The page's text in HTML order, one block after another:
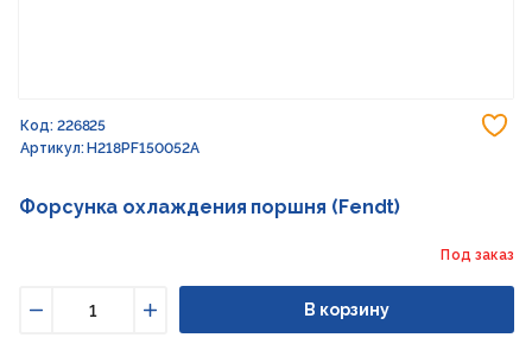
Код: 226825
Артикул: H218PF150052A
Форсунка охлаждения поршня (Fendt)
Под заказ
Увеличить
В корзину